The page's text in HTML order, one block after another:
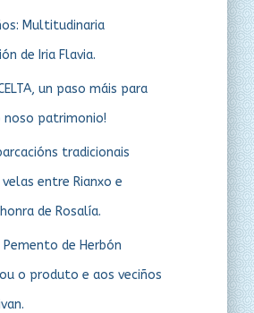
Multitudinaria
de Iria Flavia.
un paso máis para
noso patrimonio!
tradicionais
entre Rianxo e
de Rosalía.
Pemento de Herbón
o produto e aos veciños